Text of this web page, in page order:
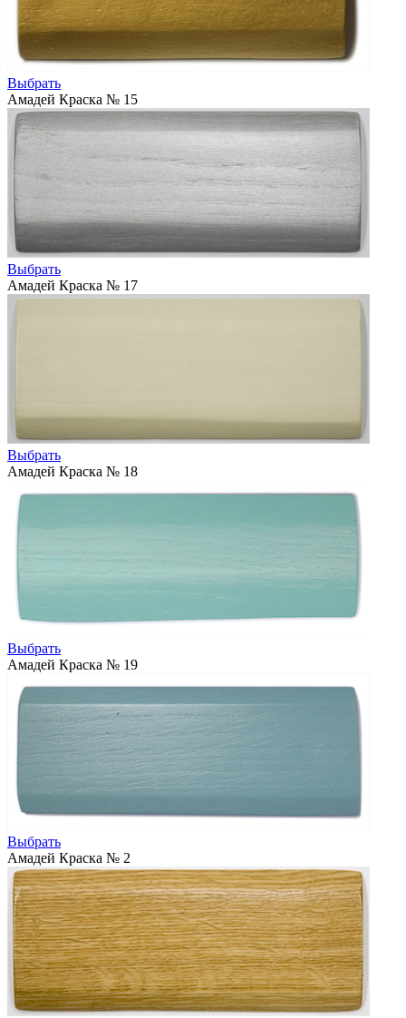
Выбрать
Амадей Краска № 15
Выбрать
Амадей Краска № 17
Выбрать
Амадей Краска № 18
Выбрать
Амадей Краска № 19
Выбрать
Амадей Краска № 2